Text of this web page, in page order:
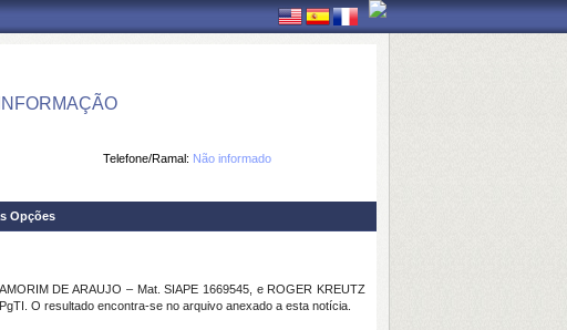
Telefone/Ramal: Não informado
Opções
DE ARAUJO – Mat. SIAPE 1669545, e ROGER KREUTZ
O resultado encontra-se no arquivo anexado a esta notícia.